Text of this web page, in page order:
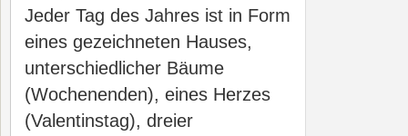
Jeder Tag des Jahres ist in Form
eines gezeichneten Hauses,
unterschiedlicher Bäume
(Wochenenden), eines Herzes
(Valentinstag), dreier